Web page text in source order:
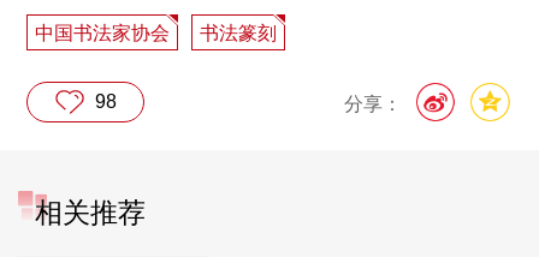
中国书法家协会 书法篆刻
分享：
98
相关推荐